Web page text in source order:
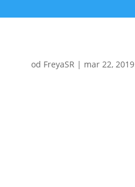
od FreyaSR | mar 22, 2019